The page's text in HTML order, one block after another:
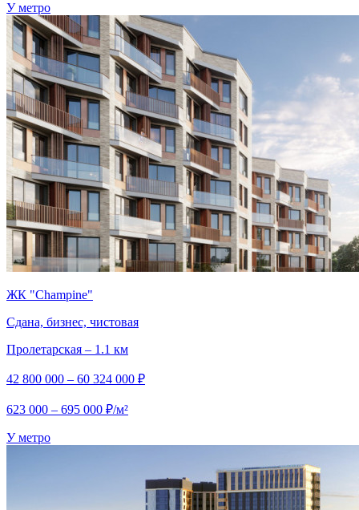
У метро
ЖК "Champine"
Сдана, бизнес, чистовая
Пролетарская – 1.1 км
42 800 000 – 60 324 000 ₽
623 000 – 695 000 ₽/м²
У метро